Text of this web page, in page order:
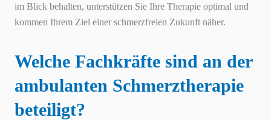
im Blick behalten, unterstützen Sie Ihre Therapie optimal und
kommen Ihrem Ziel einer schmerzfreien Zukunft näher.
Welche Fachkräfte sind an der
ambulanten Schmerztherapie
beteiligt?